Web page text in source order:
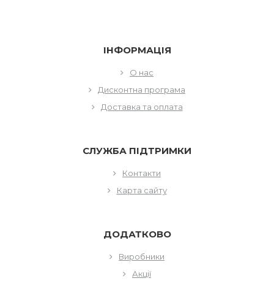
ІНФОРМАЦІЯ
О нас
Дисконтна програма
Доставка та оплата
СЛУЖБА ПІДТРИМКИ
Контакти
Карта сайту
ДОДАТКОВО
Виробники
Акції